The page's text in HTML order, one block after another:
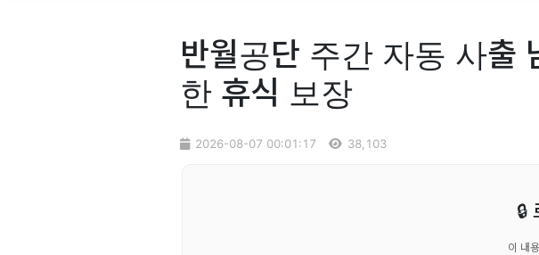
반월공단 주간 자동 사출
한 휴식 보장
2026-08-07 00:01:17 38,103
🔒
이 내